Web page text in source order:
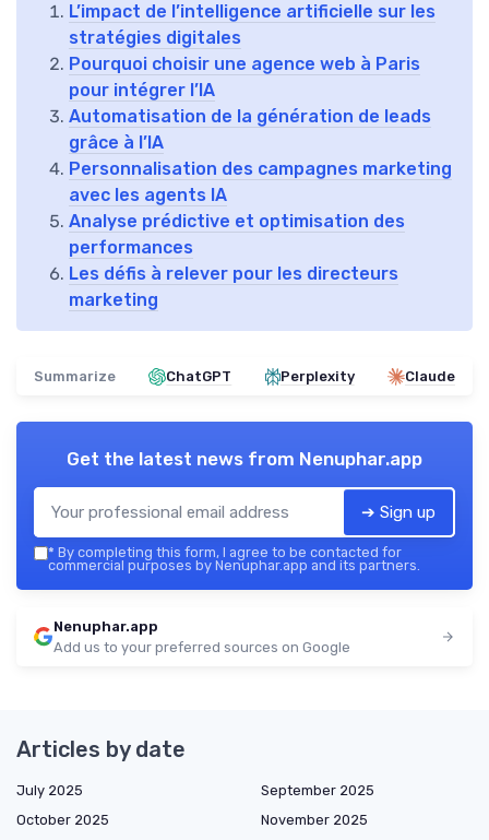
L’impact de l’intelligence artificielle sur les
stratégies digitales
Pourquoi choisir une agence web à Paris
pour intégrer l’IA
Automatisation de la génération de leads
grâce à l’IA
Personnalisation des campagnes marketing
avec les agents IA
Analyse prédictive et optimisation des
performances
Les défis à relever pour les directeurs
marketing
Summarize ChatGPT Perplexity Claude
Get the latest news from Nenuphar.app
➔ Sign up
* By completing this form, I agree to be contacted for
commercial purposes by Nenuphar.app and its partners.
Nenuphar.app
Add us to your preferred sources on Google
Articles by date
July 2025
September 2025
October 2025
November 2025